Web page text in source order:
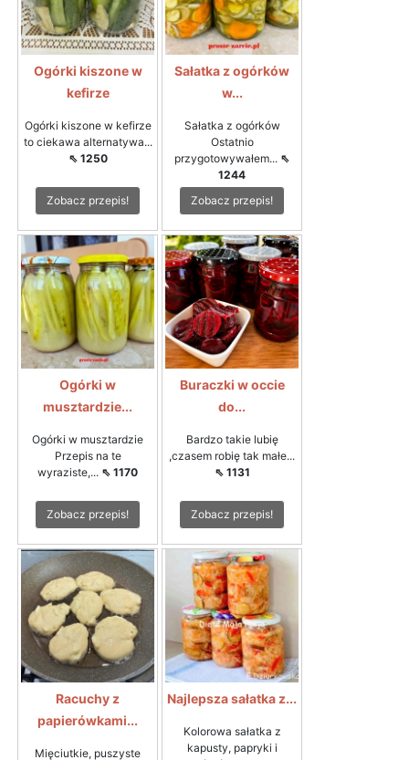
Ogórki kiszone w
kefirze
Ogórki kiszone w kefirze
to ciekawa alternatywa...
⇖ 1250
Zobacz przepis!
Sałatka z ogórków
w...
Sałatka z ogórków
Ostatnio
przygotowywałem... ⇖
1244
Zobacz przepis!
Ogórki w
musztardzie...
Ogórki w musztardzie
Przepis na te
wyraziste,... ⇖ 1170
Zobacz przepis!
Buraczki w occie
do...
Bardzo takie lubię
,czasem robię tak małe...
⇖ 1131
Zobacz przepis!
Racuchy z
papierówkami...
Mięciutkie, puszyste
Najlepsza sałatka z...
Kolorowa sałatka z
kapusty, papryki i